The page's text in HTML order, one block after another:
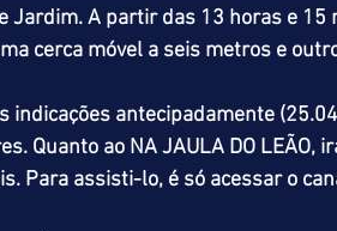
Jardim. A partir das 13 horas e
cerca móvel a seis metros e
indicações antecipadamente
Quanto ao NA JAULA DO LEÃO,
Para assisti-lo, é só acessar o